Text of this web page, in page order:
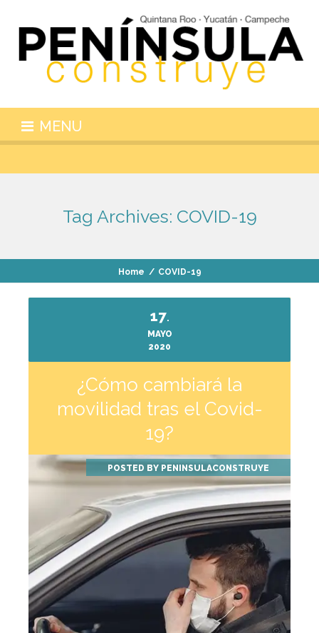
MENU
Tag Archives: COVID-19
Home / COVID-19
17.
MAYO
2020
¿Cómo cambiará la
movilidad tras el Covid-
19?
POSTED BY PENINSULACONSTRUYE